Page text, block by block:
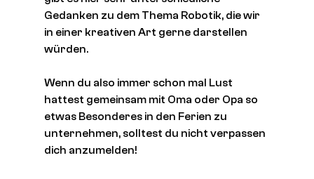
Gedanken zu dem Thema Robotik, die wir
in einer kreativen Art gerne darstellen
würden.
Wenn du also immer schon mal Lust
hattest gemeinsam mit Oma oder Opa so
etwas Besonderes in den Ferien zu
unternehmen, solltest du nicht verpassen
dich anzumelden!